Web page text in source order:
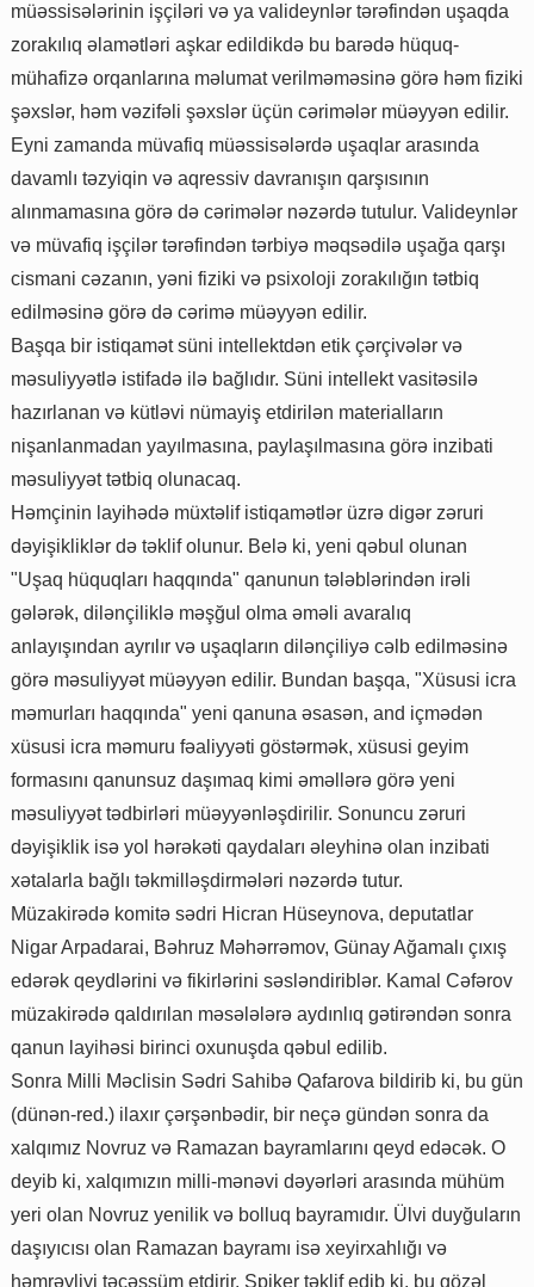
müəssisələrinin işçiləri və ya valideynlər tərəfindən uşaqda
zorakılıq əlamətləri aşkar edildikdə bu barədə hüquq-
mühafizə orqanlarına məlumat verilməməsinə görə həm fiziki
şəxslər, həm vəzifəli şəxslər üçün cərimələr müəyyən edilir.
Eyni zamanda müvafiq müəssisələrdə uşaqlar arasında
davamlı təzyiqin və aqressiv davranışın qarşısının
alınmamasına görə də cərimələr nəzərdə tutulur. Valideynlər
və müvafiq işçilər tərəfindən tərbiyə məqsədilə uşağa qarşı
cismani cəzanın, yəni fiziki və psixoloji zorakılığın tətbiq
edilməsinə görə də cərimə müəyyən edilir.
Başqa bir istiqamət süni intellektdən etik çərçivələr və
məsuliyyətlə istifadə ilə bağlıdır. Süni intellekt vasitəsilə
hazırlanan və kütləvi nümayiş etdirilən materialların
nişanlanmadan yayılmasına, paylaşılmasına görə inzibati
məsuliyyət tətbiq olunacaq.
Həmçinin layihədə müxtəlif istiqamətlər üzrə digər zəruri
dəyişikliklər də təklif olunur. Belə ki, yeni qəbul olunan
"Uşaq hüquqları haqqında" qanunun tələblərindən irəli
gələrək, dilənçiliklə məşğul olma əməli avaralıq
anlayışından ayrılır və uşaqların dilənçiliyə cəlb edilməsinə
görə məsuliyyət müəyyən edilir. Bundan başqa, "Xüsusi icra
məmurları haqqında" yeni qanuna əsasən, and içmədən
xüsusi icra məmuru fəaliyyəti göstərmək, xüsusi geyim
formasını qanunsuz daşımaq kimi əməllərə görə yeni
məsuliyyət tədbirləri müəyyənləşdirilir. Sonuncu zəruri
dəyişiklik isə yol hərəkəti qaydaları əleyhinə olan inzibati
xətalarla bağlı təkmilləşdirmələri nəzərdə tutur.
Müzakirədə komitə sədri Hicran Hüseynova, deputatlar
Nigar Arpadarai, Bəhruz Məhərrəmov, Günay Ağamalı çıxış
edərək qeydlərini və fikirlərini səsləndiriblər. Kamal Cəfərov
müzakirədə qaldırılan məsələlərə aydınlıq gətirəndən sonra
qanun layihəsi birinci oxunuşda qəbul edilib.
Sonra Milli Məclisin Sədri Sahibə Qafarova bildirib ki, bu gün
(dünən-red.) ilaxır çərşənbədir, bir neçə gündən sonra da
xalqımız Novruz və Ramazan bayramlarını qeyd edəcək. O
deyib ki, xalqımızın milli-mənəvi dəyərləri arasında mühüm
yeri olan Novruz yenilik və bolluq bayramıdır. Ülvi duyğuların
daşıyıcısı olan Ramazan bayramı isə xeyirxahlığı və
həmrəyliyi təcəssüm etdirir. Spiker təklif edib ki, bu gözəl